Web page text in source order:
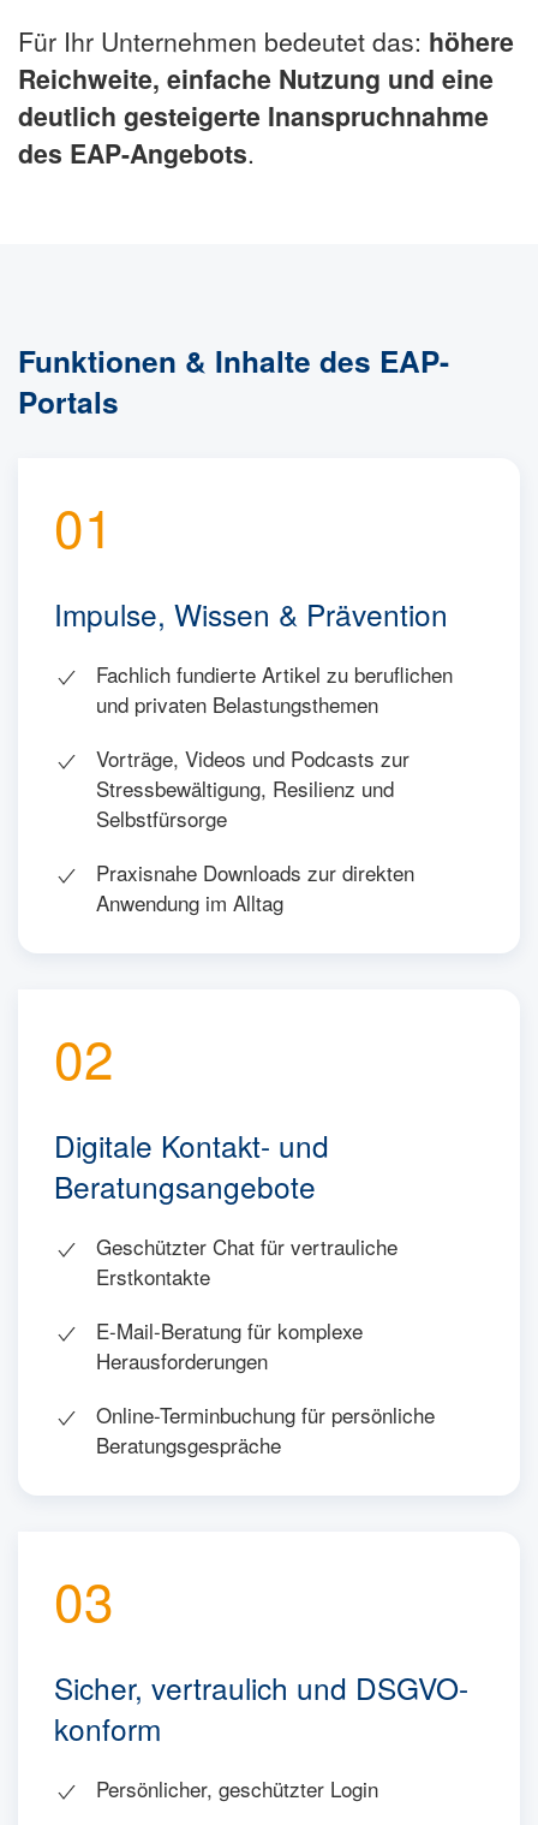
Für Ihr Unternehmen bedeutet das: höhere
Reichweite, einfache Nutzung und eine
deutlich gesteigerte Inanspruchnahme
des EAP-Angebots.
Funktionen & Inhalte des EAP-
Portals
01
Impulse, Wissen & Prävention
Fachlich fundierte Artikel zu beruflichen
und privaten Belastungsthemen
Vorträge, Videos und Podcasts zur
Stressbewältigung, Resilienz und
Selbstfürsorge
Praxisnahe Downloads zur direkten
Anwendung im Alltag
02
Digitale Kontakt- und
Beratungsangebote
Geschützter Chat für vertrauliche
Erstkontakte
E-Mail-Beratung für komplexe
Herausforderungen
Online-Terminbuchung für persönliche
Beratungsgespräche
03
Sicher, vertraulich und DSGVO-
konform
Persönlicher, geschützter Login